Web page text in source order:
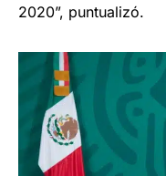
2020”, puntualizó.